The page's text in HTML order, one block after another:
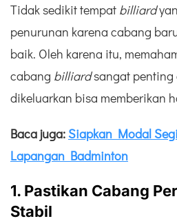
Tidak sedikit tempat billiard
penurunan karena cabang
baik. Oleh karena itu,
cabang billiardsangat penting
dikeluarkan bisa memberikan
Baca juga: Siapkan Modal
Lapangan Badminton
1. Pastikan Cabang
Stabil